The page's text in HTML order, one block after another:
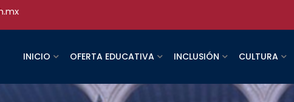
INICIO OFERTA EDUCATIVA INCLUSIÓN CULTURA